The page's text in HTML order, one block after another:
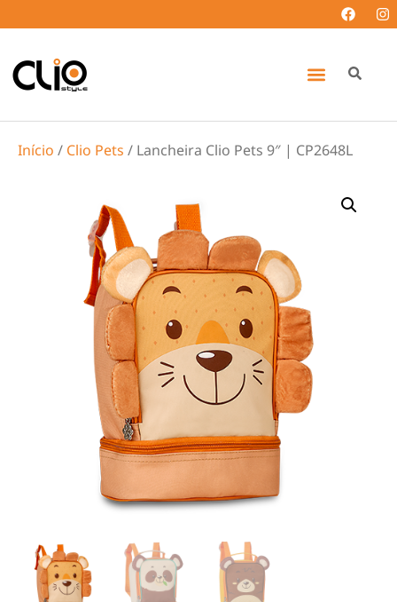
Início / Clio Pets / Lancheira Clio Pets 9″ | CP2648L